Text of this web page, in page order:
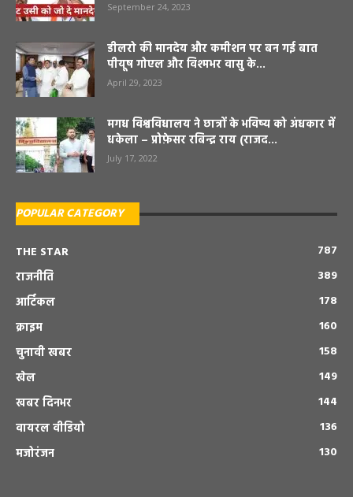
September 24, 2023
डीलरो की मानदेय और कमीशन पर बन गई बात
पीयूष गोएल और विश्मभर वासु के...
April 29, 2023
मगध विश्वविधालय ने छात्रों के भविष्य को अंधकार में
धकेला – प्रोफ़ेसर रबिन्द्र राय (राजद...
July 17, 2022
POPULAR CATEGORY
THE STAR
787
राजनीति
389
आर्टिकल
178
क्राइम
160
चुनावी खबर
158
खेल
149
खबर दिनभर
144
वायरल वीडियो
136
मजोरंजन
130